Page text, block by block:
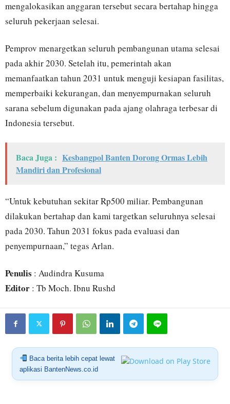
mengalokasikan anggaran tersebut secara bertahap hingga
seluruh pekerjaan selesai.
Pemprov menargetkan seluruh pembangunan utama selesai
pada akhir 2030. Setelah itu, pemerintah akan
memanfaatkan tahun 2031 untuk menguji kesiapan fasilitas,
memperbaiki kekurangan, dan menyempurnakan seluruh
sarana sebelum digunakan pada ajang olahraga terbesar di
Indonesia tersebut.
Baca Juga : Kesbangpol Banten Dorong Ormas Lebih
Mandiri dan Profesional
“Untuk kebutuhan sekitar Rp500 miliar. Pembangunan
dilakukan bertahap dan kami targetkan seluruhnya selesai
pada 2030. Tahun 2031 fokus pada evaluasi dan
penyempurnaan,” tegas Arlan.
Penulis : Audindra Kusuma
Editor : Tb Moch. Ibnu Rushd
Baca berita lebih cepat lewat
aplikasi BantenNews.co.id